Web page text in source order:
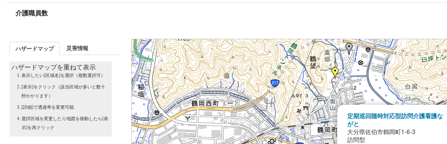
介護職員数
ハザードマップ 災害情報
ハザードマップを重ねて表示
表示したい[区域名]を選択（複数選択可）
[表示]をクリック（該当区域が多いと数十
秒かかります）
[詳細]で透過率を変更可能
選択区域を変更したり地図を移動したら[表
示]を再クリック
定期巡回随時対応型訪問介護看護な
がと
大分県佐伯市鶴岡町1-6-3
訪問型